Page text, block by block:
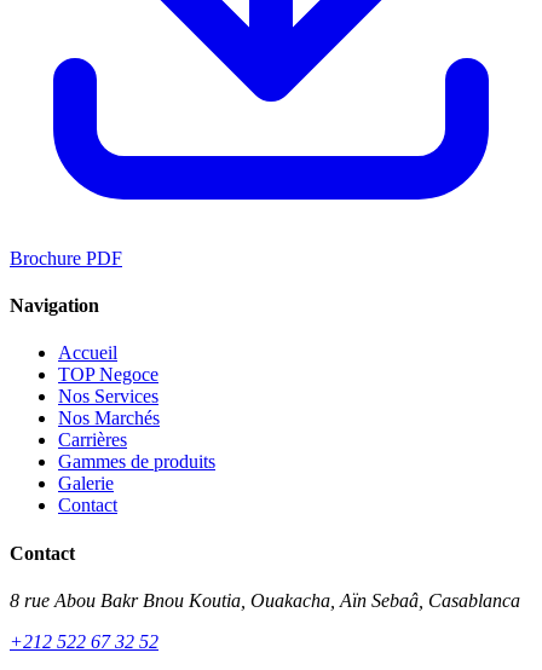
Brochure PDF
Navigation
Accueil
TOP Negoce
Nos Services
Nos Marchés
Carrières
Gammes de produits
Galerie
Contact
Contact
8 rue Abou Bakr Bnou Koutia, Ouakacha, Aïn Sebaâ, Casablanca
+212 522 67 32 52